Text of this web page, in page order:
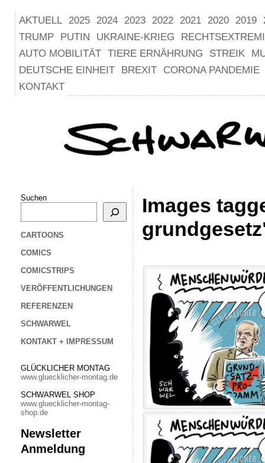
AKTUELL 2025 2024 2023 2022 2021 2020 2019
TRUMP
PUTIN UKRAINE-KRIEG
AUTO MOBILITÄT TIERE ERNÄHRUNG STREIK
DEUTSCHE EINHEIT
BREXIT
CORONA PANDEMIE
KONTAKT
Suchen
CARTOONS
COMICS
COMICSTRIPS
VERÖFFENTLICHUNGEN
REFERENZEN
SCHWARWEL
KONTAKT + IMPRESSUM
GLÜCKLICHER MONTAG
www.gluecklicher-montag.de
SCHWARWEL SHOP
www.gluecklicher-montag-
shop.de
Newsletter
Anmeldung
Images